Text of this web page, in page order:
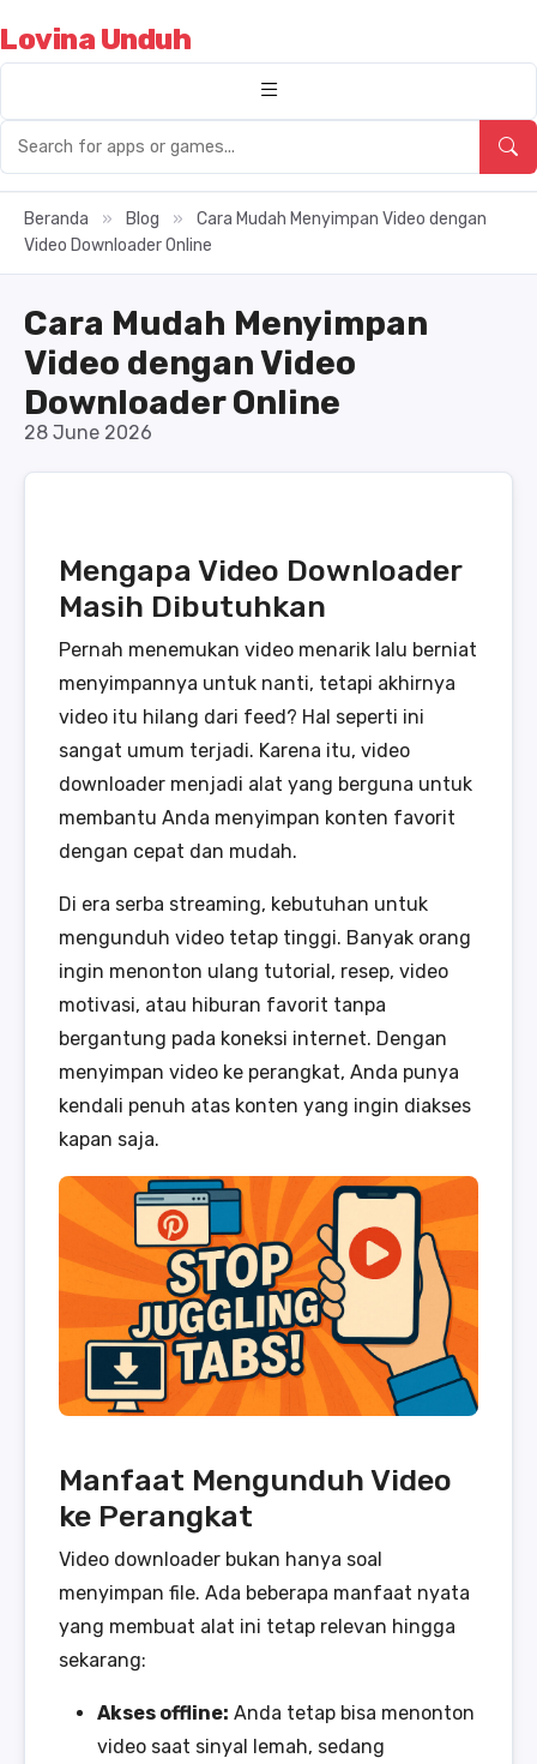
Lovina Unduh
Beranda » Blog »
Cara Mudah Menyimpan Video dengan
Video Downloader Online
Cara Mudah Menyimpan
Video dengan Video
Downloader Online
28 June 2026
Mengapa Video Downloader
Masih Dibutuhkan
Pernah menemukan video menarik lalu berniat
menyimpannya untuk nanti, tetapi akhirnya
video itu hilang dari feed? Hal seperti ini
sangat umum terjadi. Karena itu, video
downloader menjadi alat yang berguna untuk
membantu Anda menyimpan konten favorit
dengan cepat dan mudah.
Di era serba streaming, kebutuhan untuk
mengunduh video tetap tinggi. Banyak orang
ingin menonton ulang tutorial, resep, video
motivasi, atau hiburan favorit tanpa
bergantung pada koneksi internet. Dengan
menyimpan video ke perangkat, Anda punya
kendali penuh atas konten yang ingin diakses
kapan saja.
Manfaat Mengunduh Video
ke Perangkat
Video downloader bukan hanya soal
menyimpan file. Ada beberapa manfaat nyata
yang membuat alat ini tetap relevan hingga
sekarang:
Akses offline: Anda tetap bisa menonton
video saat sinyal lemah, sedang